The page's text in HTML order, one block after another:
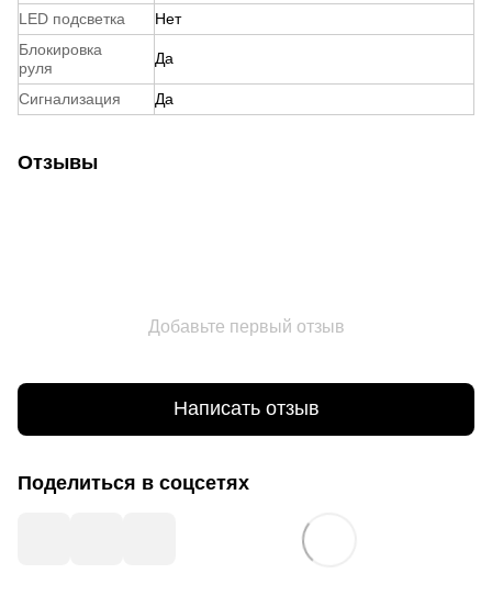
LED подсветка
Нет
Блокировка
руля
Да
Сигнализация Да
Отзывы
Добавьте первый отзыв
Написать отзыв
Поделиться в соцсетях